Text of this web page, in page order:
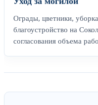
Ограды, цветники,
благоустройство на
согласования объема